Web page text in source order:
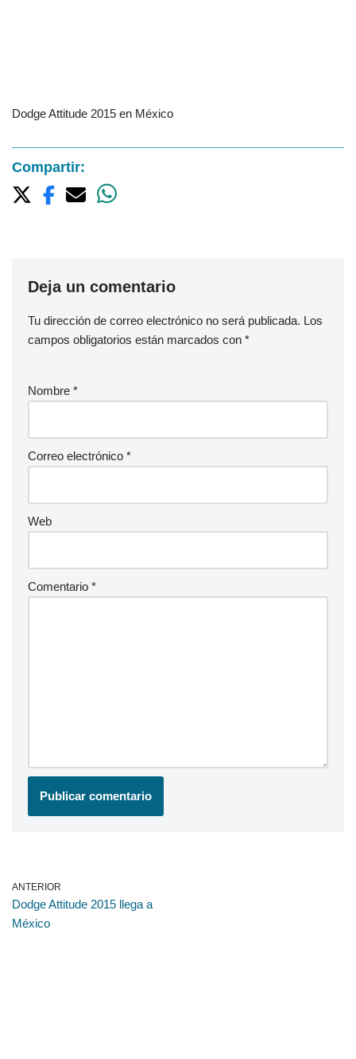
Dodge Attitude 2015 en México
Compartir:
Deja un comentario
Tu dirección de correo electrónico no será publicada. Los
campos obligatorios están marcados con *
Nombre *
Correo electrónico *
Web
Comentario *
ANTERIOR
Dodge Attitude 2015 llega a
México